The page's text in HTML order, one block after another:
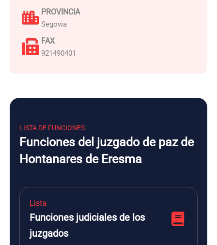
PROVINCIA
Segovia
FAX
921490401
LISTA DE FUNCIONES
Funciones del juzgado de paz de
Hontanares de Eresma
Lista
Funciones judiciales de los
juzgados